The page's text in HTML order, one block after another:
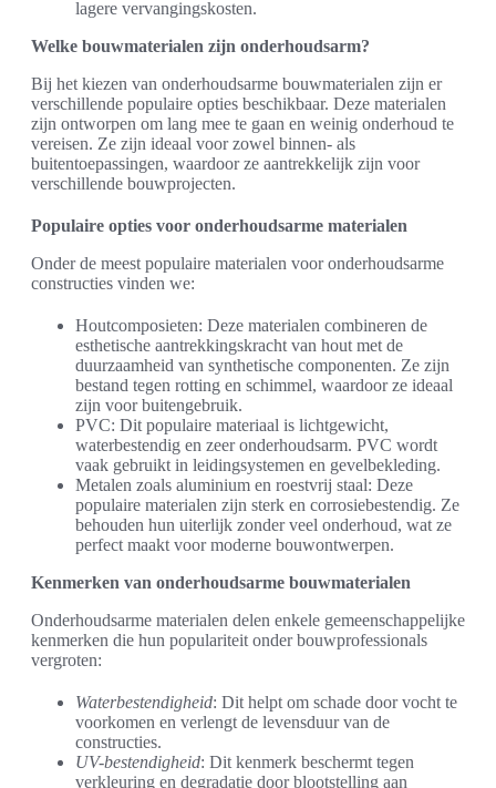
lagere vervangingskosten.
Welke bouwmaterialen zijn onderhoudsarm?
Bij het kiezen van onderhoudsarme bouwmaterialen zijn er
verschillende populaire opties beschikbaar. Deze materialen
zijn ontworpen om lang mee te gaan en weinig onderhoud te
vereisen. Ze zijn ideaal voor zowel binnen- als
buitentoepassingen, waardoor ze aantrekkelijk zijn voor
verschillende bouwprojecten.
Populaire opties voor onderhoudsarme materialen
Onder de meest populaire materialen voor onderhoudsarme
constructies vinden we:
Houtcomposieten: Deze materialen combineren de
esthetische aantrekkingskracht van hout met de
duurzaamheid van synthetische componenten. Ze zijn
bestand tegen rotting en schimmel, waardoor ze ideaal
zijn voor buitengebruik.
PVC: Dit populaire materiaal is lichtgewicht,
waterbestendig en zeer onderhoudsarm. PVC wordt
vaak gebruikt in leidingsystemen en gevelbekleding.
Metalen zoals aluminium en roestvrij staal: Deze
populaire materialen zijn sterk en corrosiebestendig. Ze
behouden hun uiterlijk zonder veel onderhoud, wat ze
perfect maakt voor moderne bouwontwerpen.
Kenmerken van onderhoudsarme bouwmaterialen
Onderhoudsarme materialen delen enkele gemeenschappelijke
kenmerken die hun populariteit onder bouwprofessionals
vergroten:
Waterbestendigheid: Dit helpt om schade door vocht te
voorkomen en verlengt de levensduur van de
constructies.
UV-bestendigheid: Dit kenmerk beschermt tegen
verkleuring en degradatie door blootstelling aan